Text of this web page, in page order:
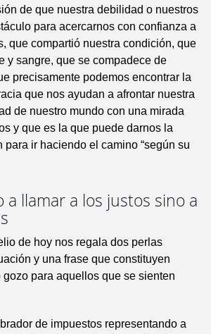
de que nuestra debilidad o nuestros
para acercarnos con confianza a
que compartió nuestra condición, que
y sangre, que se compadece de
precisamente podemos encontrar la
que nos ayudan a afrontar nuestra
de nuestro mundo con una mirada
y que es la que puede darnos la
para ir haciendo el camino “según su
a llamar a los justos sino a
de hoy nos regala dos perlas
y una frase que constituyen
para aquellos que se sienten
de impuestos representando a